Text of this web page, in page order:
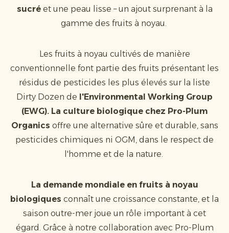
sucréet une peau lisse – un ajout surprenant à la
gamme des fruits à noyau.
Les fruits à noyau cultivés de manière
conventionnelle font partie des fruits présentant les
résidus de pesticides les plus élevés sur la liste
Dirty Dozen de l'Environmental Working Group
(EWG). La culture biologique chez Pro-Plum
Organics offre une alternative sûre et durable, sans
pesticides chimiques ni OGM, dans le respect de
l'homme et de la nature.
La demande mondiale en fruits à noyau
biologiques connaît une croissance constante, et la
saison outre-mer joue un rôle important à cet
égard. Grâce à notre collaboration avec Pro-Plum